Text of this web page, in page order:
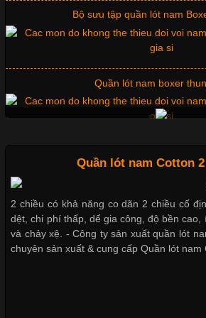
Cập nhật 2026-06-01
Trong môi trường kinh doanh hiện đại,
chuyên nghiệp đóng vai trò quan trọng
doanh nghiệp. Một trong những giải pháp
đơn vị lựa chọn hiện nay là sử dụng áo
Không chỉ giúp tạo sự đồng bộ, áo thun
Chất Liệu Lycra Có Gì Đặc Biệt Trong
Cập nhật 2026-05-27
Vải Lycra Là Gì? Chất Liệu Co Giãn
Quần lót nam boxer thun
Nguyên bộ quần lót nam Boxer
Dễ chịu hơn với quần lót nam giá rẻ
Mẫu quần short quần lót nam
Quần lót nam Cotton
2 chiều có khả năng co dãn 2 chiều cố
dệt, chi phí thấp, dể gia công, độ bền cao,
và chảy xệ. - Công ty sản xuất quần lót
chuyên sản xuất & cung cấp Quần lót nam